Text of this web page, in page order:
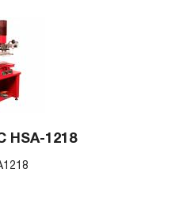
HSA-1218